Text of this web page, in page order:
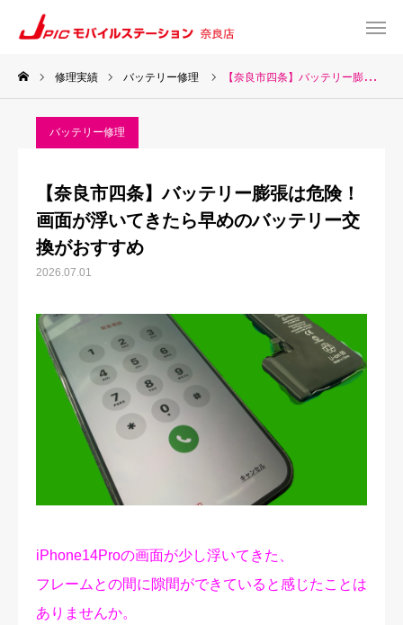
修理実績 バッテリー修理 【奈良市四条】バッテリー膨張は危険！画面が浮いてきたら早めのバッテリー交換がおすすめ
バッテリー修理
【奈良市四条】バッテリー膨張は危険！
画面が浮いてきたら早めのバッテリー交
換がおすすめ
2026.07.01
iPhone14Proの画面が少し浮いてきた、
フレームとの間に隙間ができていると感じたことは
ありませんか。
web予約
TOP
サービス一覧
お知らせ
修理料金表
ご予約・お問合せ